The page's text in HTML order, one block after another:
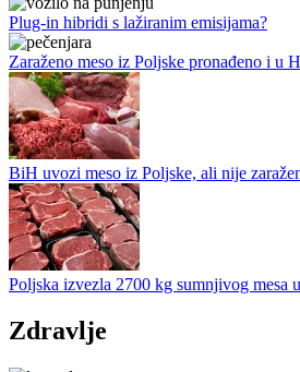
Plug-in hibridi s lažiranim emisijama?
Zaraženo meso iz Poljske pronađeno i u
BiH uvozi meso iz Poljske, ali nije
Poljska izvezla 2700 kg sumnjivog mesa
Zdravlje